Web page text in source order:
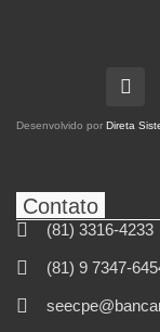
Desenvolvido por Direta
Contato
(81) 3316-4233
(81) 9 7347-